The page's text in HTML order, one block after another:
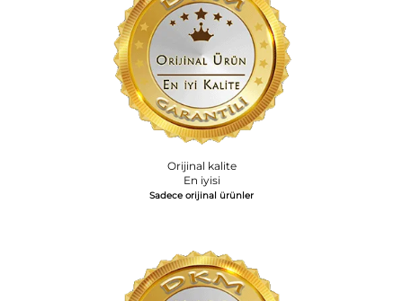
Orijinal kalite
En iyisi
Sadece orijinal ürünler